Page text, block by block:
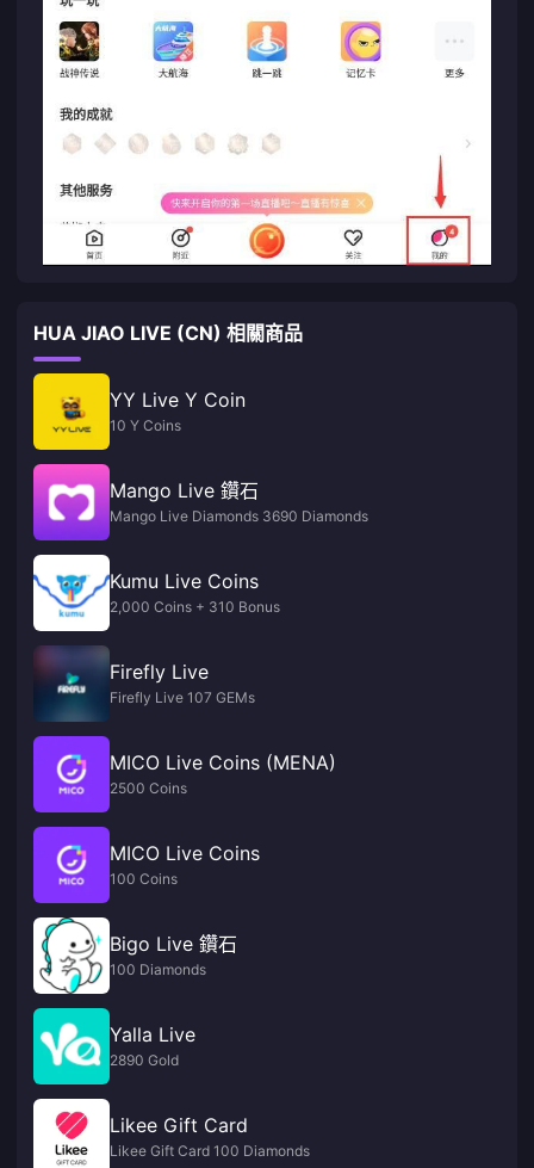
HUA JIAO LIVE (CN) 相關商品
YY Live Y Coin
10 Y Coins
Mango Live 鑽石
Mango Live Diamonds 3690 Diamonds
Kumu Live Coins
2,000 Coins + 310 Bonus
Firefly Live
Firefly Live 107 GEMs
MICO Live Coins (MENA)
2500 Coins
MICO Live Coins
100 Coins
Bigo Live 鑽石
100 Diamonds
Yalla Live
2890 Gold
Likee Gift Card
Likee Gift Card 100 Diamonds